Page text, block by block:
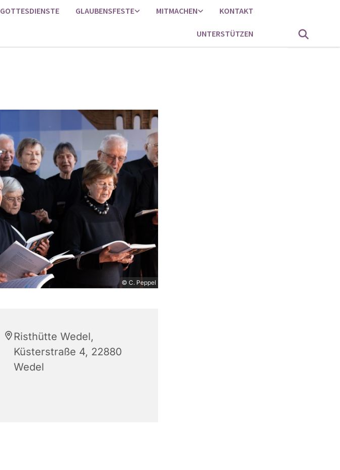
GOTTESDIENSTE GLAUBENSFESTE MITMACHEN KONTAKT
UNTERSTÜTZEN
© C. Peppel
Risthütte Wedel,
Küsterstraße 4, 22880
Wedel